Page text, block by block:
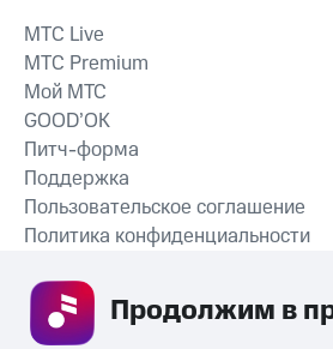
СКАЧАТЬ
MTС Live
MTС Premium
Мой МТС
GOOD’OK
Питч-форма
Поддержка
Пользовательское соглашение
Политика конфиденциальности